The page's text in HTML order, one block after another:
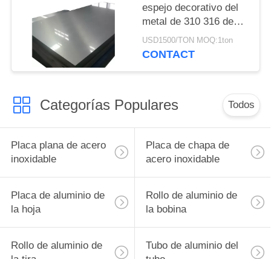
espejo decorativo del
metal de 310 316 de
los SS placas de las
hojas
USD1500/TON MOQ:1ton
CONTACT
Categorías Populares Todos
Placa plana de acero
inoxidable
Placa de chapa de
acero inoxidable
Placa de aluminio de
la hoja
Rollo de aluminio de
la bobina
Rollo de aluminio de
Tubo de aluminio del